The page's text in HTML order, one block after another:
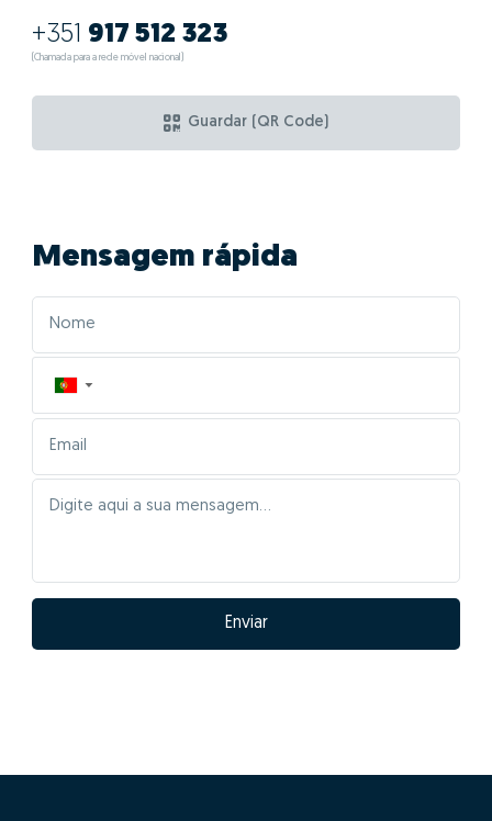
+351 917 512 323
(Chamada para a rede móvel nacional)
Guardar (QR Code)
Mensagem rápida
▼
Enviar